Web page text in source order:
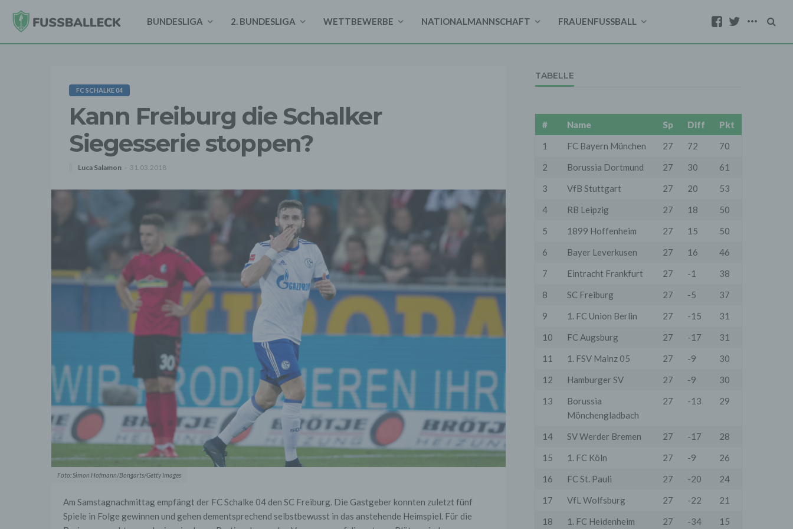
BUNDESLIGA 2. BUNDESLIGA WETTBEWERBE NATIONALMANNSCHAFT FRAUENFUSSBALL
FC SCHALKE 04
Kann Freiburg die Schalker
Siegesserie stoppen?
Luca Salamon 31.03.2018
Foto: Simon Hofmann/Bongarts/Getty Images
Am Samstagnachmittag empfängt der FC Schalke 04 den SC Freiburg. Die Gastgeber konnten zuletzt fünf
Spiele in Folge gewinnen und gehen dementsprechend selbstbewusst in das anstehende Heimspiel. Für die
TABELLE
# Name Sp Diff
Pkt
1
FC Bayern München 27 72
70
2
Borussia Dortmund 27 30
61
3
VfB Stuttgart 27 20
53
4
RB Leipzig 27 18
50
5
1899 Hoffenheim 27 15
50
6
Bayer Leverkusen 27 16
46
7
Eintracht Frankfurt 27 -1
38
8
SC Freiburg 27 -5
37
9
1. FC Union Berlin 27 -15
31
10
FC Augsburg 27 -17
31
11
1. FSV Mainz 05 27 -9
30
12
Hamburger SV 27 -9
30
13
Borussia
Mönchengladbach
27 -13 29
14 SV Werder Bremen 27 -17
28
15
1. FC Köln 27 -9
26
16
FC St. Pauli 27 -20
24
17
VfL Wolfsburg 27 -22
21
18
1. FC Heidenheim
27 -34 15